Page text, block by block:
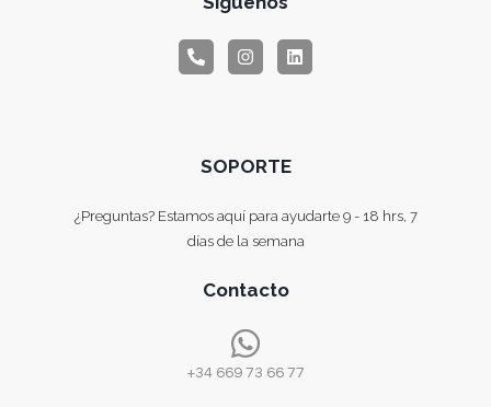
SOPORTE
¿Preguntas? Estamos aquí para ayudarte 9 - 18 hrs, 7
días de la semana
Contacto
+34 669 73 66 77